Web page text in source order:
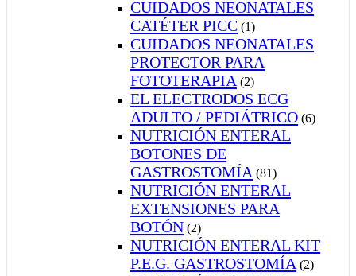
CUIDADOS NEONATALES
CATÉTER PICC (1)
CUIDADOS NEONATALES
PROTECTOR PARA
FOTOTERAPIA (2)
EL ELECTRODOS ECG
ADULTO / PEDIÁTRICO (6)
NUTRICIÓN ENTERAL
BOTONES DE
GASTROSTOMÍA (81)
NUTRICIÓN ENTERAL
EXTENSIONES PARA
BOTÓN (2)
NUTRICIÓN ENTERAL KIT
P.E.G. GASTROSTOMÍA (2)